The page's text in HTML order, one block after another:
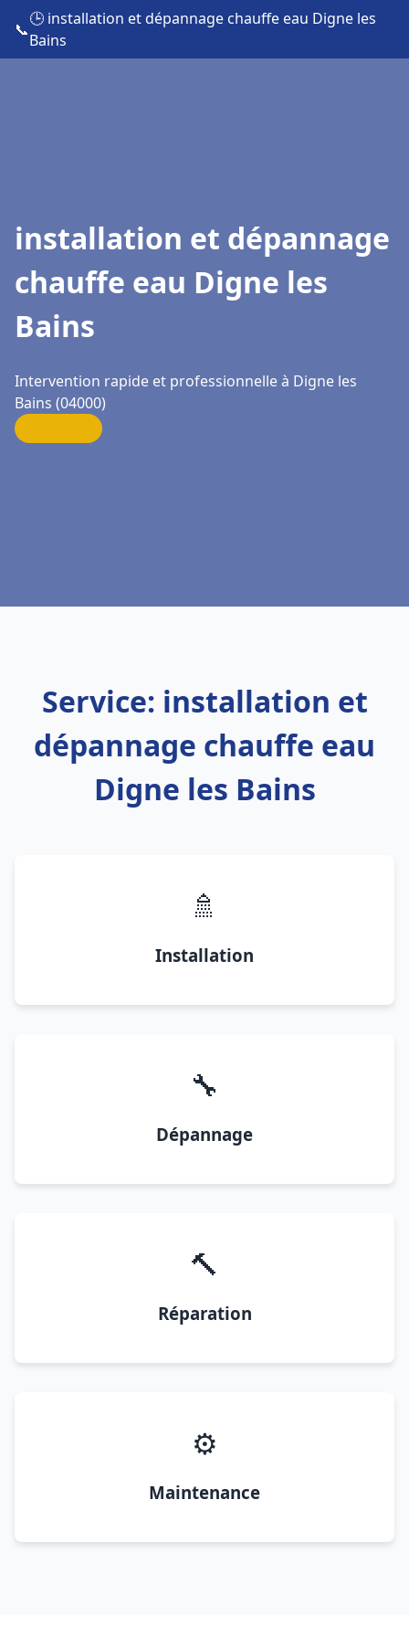
📞
🕒 installation et dépannage chauffe eau Digne les
Bains
installation et dépannage
chauffe eau Digne les
Bains
Intervention rapide et professionnelle à Digne les
Bains (04000)
Service: installation et
dépannage chauffe eau
Digne les Bains
🚿
Installation
🔧
Dépannage
🔨
Réparation
⚙️
Maintenance